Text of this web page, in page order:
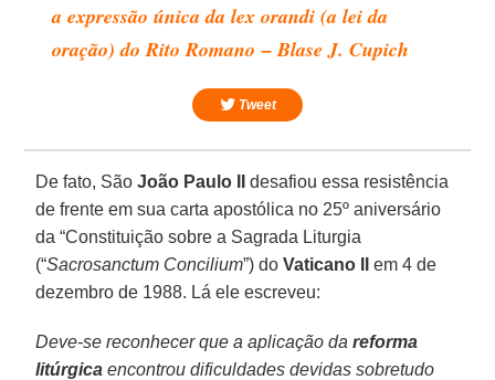
a expressão única da lex orandi (a lei da
oração) do Rito Romano – Blase J. Cupich
Tweet
De fato, SãoJoão Paulo II
desafiou essa resistência
de frente em sua carta apostólica no 25º aniversário
da “Constituição sobre a Sagrada Liturgia
(“Sacrosanctum Concilium”) doVaticano II
em 4 de
dezembro de 1988. Lá ele escreveu:
Deve-se reconhecer que a aplicação dareforma
litúrgica encontrou dificuldades devidas sobretudo